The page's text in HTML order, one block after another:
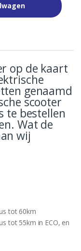
op de kaart
genaamd
scooter
te bestellen
Wat de
wij
tot 60km
tot 55km in ECO, en